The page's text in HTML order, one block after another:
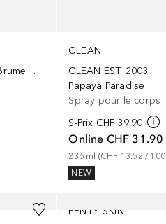
Allover body mist, Vanilla Flowers - Brume parfumée pour le corps
CLEAN
CLEAN EST. 2003
Papaya Paradise
Spray pour le corps
S-Prix CHF 39.90
Online CHF 31.90
236 ml (CHF 13.52 / 100
NEW
FENTY SKIN